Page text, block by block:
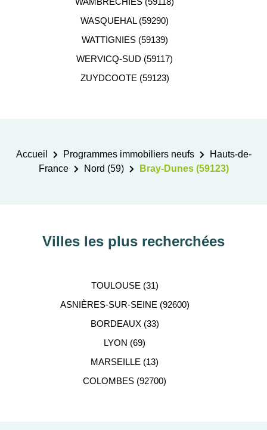
WASQUEHAL (59290)
WATTIGNIES (59139)
WERVICQ-SUD (59117)
ZUYDCOOTE (59123)
Accueil Programmes immobiliers neufs
Hauts-de-
France
Nord (59) Bray-Dunes (59123)
Villes les plus recherchées
TOULOUSE (31)
ASNIÈRES-SUR-SEINE (92600)
BORDEAUX (33)
LYON (69)
MARSEILLE (13)
COLOMBES (92700)